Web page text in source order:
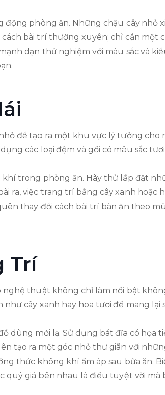
động phòng ăn. Những chậu cây nhỏ
bài trí thường xuyên; chỉ cần một
dạn thử nghiệm với màu sắc và
để tạo ra một khu vực lý tưởng
các loại đệm và gối có màu sắc
trong phòng ăn. Hãy thử lắp đặt
ra, việc trang trí bằng cây xanh hoặc
thay đổi cách bài trí bàn ăn theo
Trí
thuật không chỉ làm nổi bật
cây xanh hay hoa tươi để mang lại
dùng mới lạ. Sử dụng bát đĩa có họa
tạo ra một góc nhỏ thư giãn với
thức không khí ấm áp sau bữa ăn.
giá bên nhau là điều tuyệt vời mà